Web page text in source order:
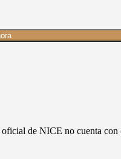
de NICE no cuenta